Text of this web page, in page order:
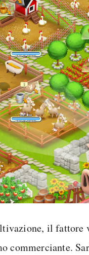
il fattore
commerciante.